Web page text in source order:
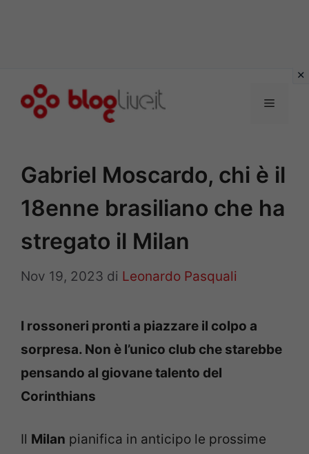
Menu
Gabriel Moscardo, chi è il
18enne brasiliano che ha
stregato il Milan
Nov 19, 2023 di Leonardo Pasquali
I rossoneri pronti a piazzare il colpo a
sorpresa. Non è l’unico club che starebbe
pensando al giovane talento del
Corinthians
Il Milan pianifica in anticipo le prossime